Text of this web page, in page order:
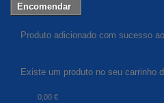
Encomendar
Produto adicionado com sucesso
Existe um produto no seu carrinho
0,00 €